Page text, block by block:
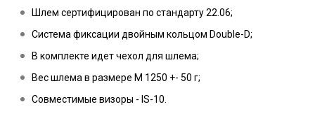
Шлем сертифицирован по стандарту 22.06;
Система фиксации двойным кольцом Double-D;
В комплекте идет чехол для шлема;
Вес шлема в размере M 1250 +- 50 г;
Совместимые визоры - IS-10.